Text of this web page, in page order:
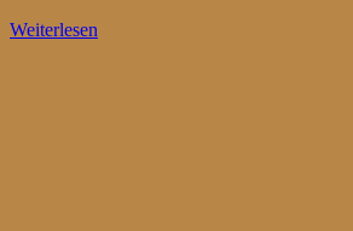
Weiterlesen